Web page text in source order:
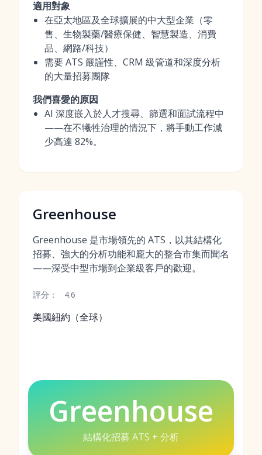
適用對象
在亞太地區及全球擴展的中大型企業（零
售、生物製藥/醫療保健、智慧製造、消費
品、網路/科技）
需要 ATS 嚴謹性、CRM 級管道和深度分析
的大量招募團隊
我們喜愛的原因
AI 深度嵌入於人才搜尋、篩選和面試流程中
——在不犧牲治理的情況下，將手動工作減
少高達 82%。
Greenhouse
Greenhouse 是市場領先的 ATS，以其結構化
招募、強大的分析功能和龐大的整合市集而聞名
——深受中型市場到企業級客戶的歡迎。
評分： 4.6
美國紐約（全球）
Greenhouse
結構化招募 ATS + 分析